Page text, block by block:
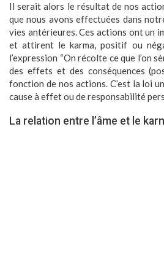
Il serait alors le résultat de nos
que nous avons effectuées dans
vies antérieures. Ces actions ont un
et attirent le karma, positif ou
l’expression “On récolte ce que l’on
des effets et des conséquences
fonction de nos actions. C’est la loi
cause à effet ou de responsabilité
La relation entre l’âme et le